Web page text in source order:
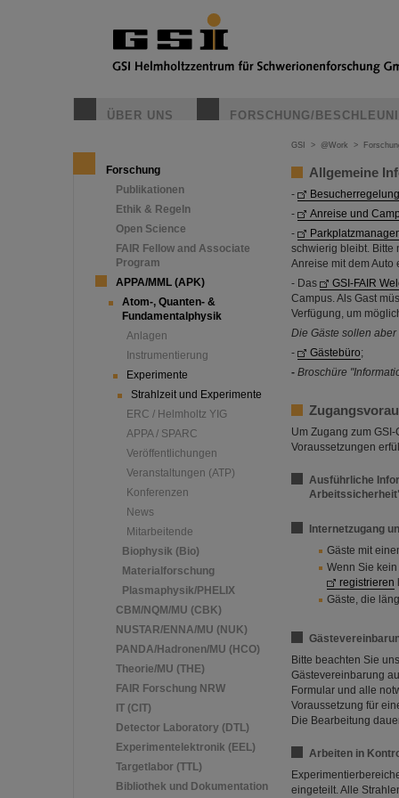
ÜBER UNS FORSCHUNG/
Forschung
Publikationen
Ethik & Regeln
Open Science
FAIR Fellow and Associate
Program
APPA/MML (APK)
Atom-, Quanten- &
Fundamentalphysik
Anlagen
Instrumentierung
Experimente
Strahlzeit und Experimente
ERC / Helmholtz YIG
APPA / SPARC
Veröffentlichungen
Veranstaltungen (ATP)
Konferenzen
News
Mitarbeitende
Biophysik (Bio)
Materialforschung
Plasmaphysik/PHELIX
CBM/NQM/MU (CBK)
NUSTAR/ENNA/MU (NUK)
PANDA/Hadronen/MU (HCO)
Theorie/MU (THE)
FAIR Forschung NRW
IT (CIT)
Detector Laboratory (DTL)
Experimentelektronik (EEL)
Targetlabor (TTL)
Bibliothek und Dokumentation
GSI > @Work >
Allgemeine
- Besucherregelung
-
Anreise und
-
schwierig bleibt. Bitte
Anreise mit dem
- Das
GSI-FAIR
Campus. Als Gast
Verfügung, um
Die Gäste sollen
-
Gästebüro;
- Broschüre
Um Zugang zum
Voraussetzungen
Ausführliche
Internetzugang
Gäste mit
Wenn Sie
registrieren
Gäste, die
Bitte beachten Sie
Gästevereinbarung
Formular und alle
Voraussetzung für
Die Bearbeitung
Arbeiten in
eingeteilt. Alle